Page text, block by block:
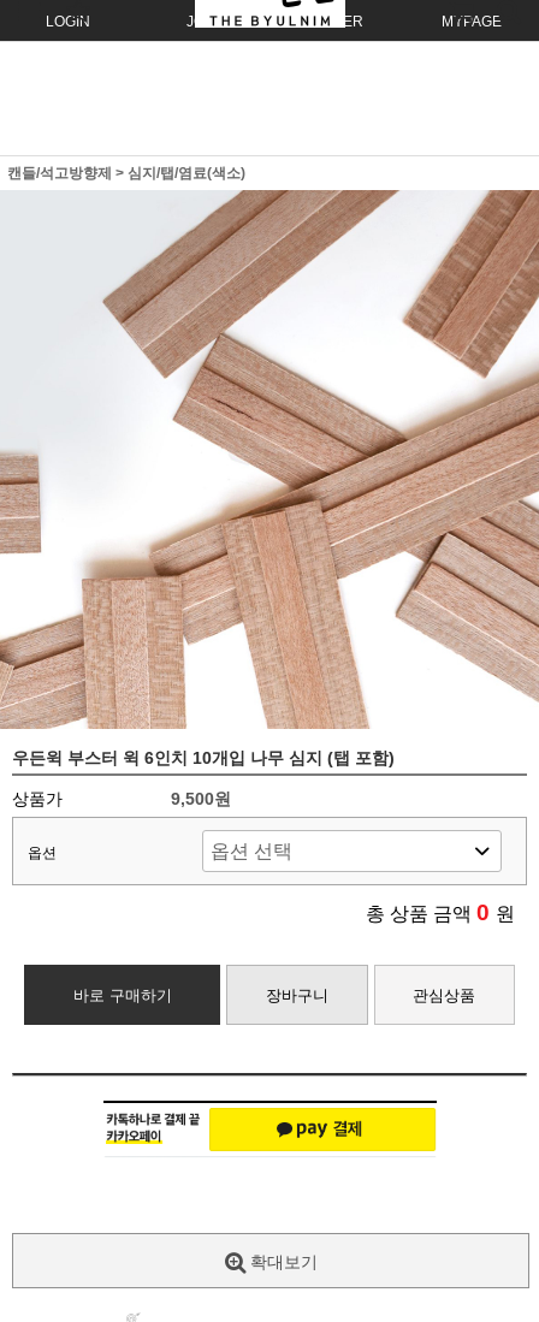
LOGIN JOIN ORDER MYPAGE
캔들/석고방향제 > 심지/탭/염료(색소)
우든윅 부스터 윅 6인치 10개입 나무 심지 (탭 포함)
상품가 9,500원
옵션
총 상품 금액 0 원
바로 구매하기 장바구니 관심상품
확대보기